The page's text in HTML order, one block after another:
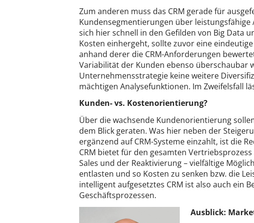
Zum anderen muss das CRM gerade für
Kundensegmentierungen über leistungsfähige
sich hier schnell in den Gefilden von Big Data
Kosten einhergeht, sollte zuvor eine
anhand derer die CRM-Anforderungen
Variabilität der Kunden ebenso überschaubar
Unternehmensstrategie keine weitere
mächtigen Analysefunktionen. Im Zweifelsfall
Kunden- vs. Kostenorientierung?
Über die wachsende Kundenorientierung
dem Blick geraten. Was hier neben der
ergänzend auf CRM-Systeme einzahlt, ist die
CRM bietet für den gesamten
Sales und der Reaktivierung – vielfältige
entlasten und so Kosten zu senken bzw. die
intelligent aufgesetztes CRM ist also auch ein
Geschäftsprozessen.
Ausblick: